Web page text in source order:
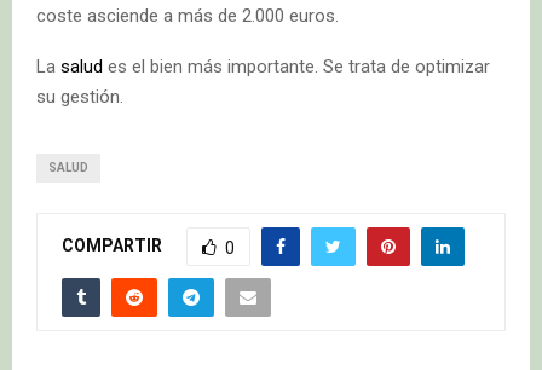
coste asciende a más de 2.000 euros.
La salud es el bien más importante. Se trata de optimizar
su gestión.
SALUD
COMPARTIR 0